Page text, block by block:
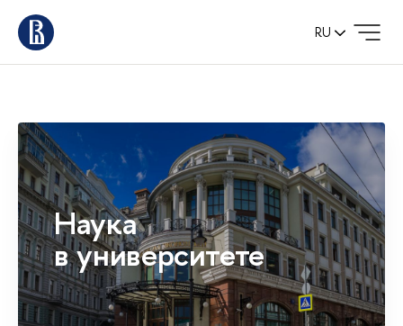
RU
Наука
в университете